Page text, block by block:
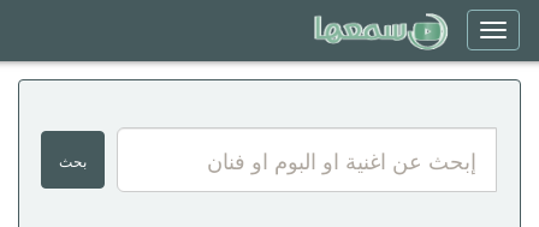
Toggle
navigation